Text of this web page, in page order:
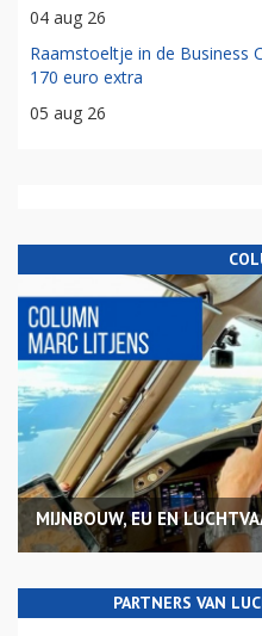
04 aug 26
Raamstoeltje in de Business
170 euro extra
05 aug 26
MIJNBOUW, EU EN
PARTNERS VAN